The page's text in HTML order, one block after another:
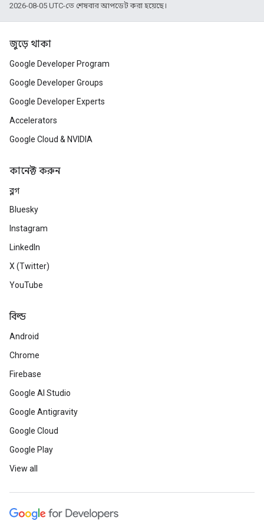
2026-08-05 UTC-তে শেষবার আপডেট করা হয়েছে।
জুড়ে থাকা
Google Developer Program
Google Developer Groups
Google Developer Experts
Accelerators
Google Cloud & NVIDIA
কানেক্ট করুন
ব্লগ
Bluesky
Instagram
LinkedIn
X (Twitter)
YouTube
বিল্ড
Android
Chrome
Firebase
Google AI Studio
Google Antigravity
Google Cloud
Google Play
View all